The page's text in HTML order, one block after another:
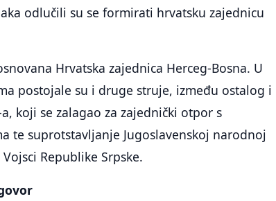
odlučili su se formirati hrvatsku zajednicu
Hrvatska zajednica Herceg-Bosna. U
postojale su i druge struje, između ostalog i
koji se zalagao za zajednički otpor s
te suprotstavljanje Jugoslavenskoj narodnoj
Republike Srpske.